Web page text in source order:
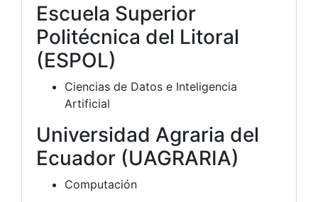
Escuela Superior
Politécnica del Litoral
(ESPOL)
Ciencias de Datos e Inteligencia
Artificial
Universidad Agraria del
Ecuador (UAGRARIA)
Computación